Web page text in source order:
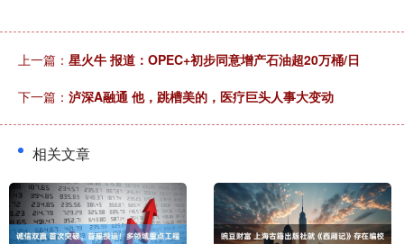
上一篇： 星火牛 报道：OPEC+初步同意增产石油超20万桶/日
下一篇： 泸深A融通 他，跳槽美的，医疗巨头人事大变动
相关文章